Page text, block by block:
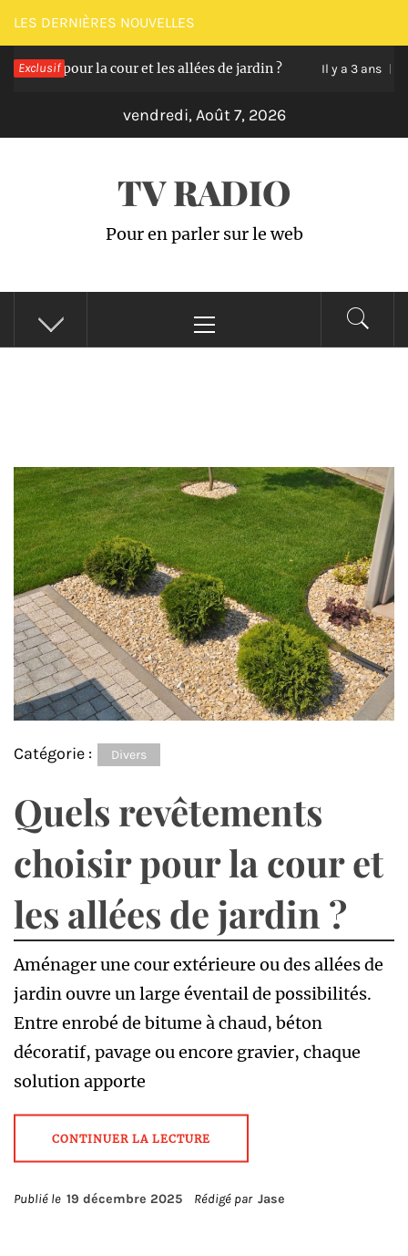
Passer
au
contenu
LES DERNIÈRES NOUVELLES
Exclusif
pour la cour et les allées de jardin ? Il y a 3 ans Quels
vendredi, Août 7, 2026
TV RADIO
Pour en parler sur le web
principal
Catégorie : Divers
Quels revêtements
choisir pour la cour et
les allées de jardin ?
Aménager une cour extérieure ou des allées de
jardin ouvre un large éventail de possibilités.
Entre enrobé de bitume à chaud, béton
décoratif, pavage ou encore gravier, chaque
solution apporte
CONTINUER LA LECTURE
Publié le 19 décembre 2025 Rédigé par Jase